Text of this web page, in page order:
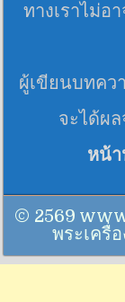
ทางเราไม่อ
ผู้เขียนบทคว
จะได้ผ
หน้า
© 2569
พระเครื่